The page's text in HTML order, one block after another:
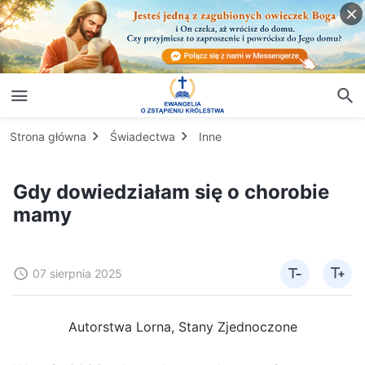
Strona główna Świadectwa Inne
Gdy dowiedziałam się o chorobie
mamy
07 sierpnia 2025
Autorstwa Lorna, Stany Zjednoczone